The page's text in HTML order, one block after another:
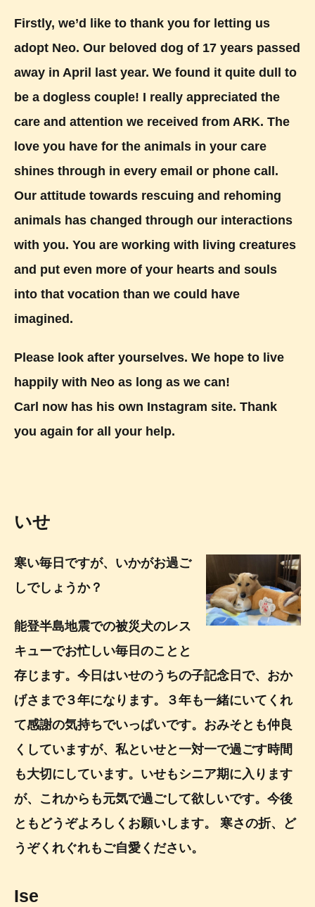
Firstly, we’d like to thank you for letting us
adopt Neo. Our beloved dog of 17 years passed
away in April last year. We found it quite dull to
be a dogless couple! I really appreciated the
care and attention we received from ARK. The
love you have for the animals in your care
shines through in every email or phone call.
Our attitude towards rescuing and rehoming
animals has changed through our interactions
with you. You are working with living creatures
and put even more of your hearts and souls
into that vocation than we could have
imagined.
Please look after yourselves. We hope to live
happily with Neo as long as we can!
Carl now has his own Instagram site. Thank
you again for all your help.
いせ
寒い毎日ですが、いかがお過ご
しでしょうか？
能登半島地震での被災犬のレス
キューでお忙しい毎日のことと
存じます。今日はいせのうちの子記念日で、おか
げさまで３年になります。３年も一緒にいてくれ
て感謝の気持ちでいっぱいです。おみそとも仲良
くしていますが、私といせと一対一で過ごす時間
も大切にしています。いせもシニア期に入ります
が、これからも元気で過ごして欲しいです。今後
ともどうぞよろしくお願いします。 寒さの折、ど
うぞくれぐれもご自愛ください。
Ise